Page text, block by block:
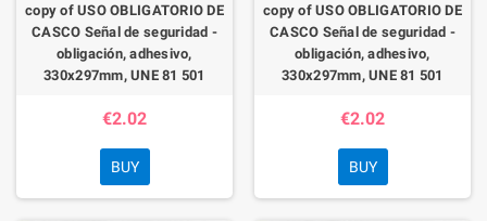
copy of USO OBLIGATORIO DE
CASCO Señal de seguridad -
obligación, adhesivo,
330x297mm, UNE 81 501
€2.02
BUY
copy of USO OBLIGATORIO DE
CASCO Señal de seguridad -
obligación, adhesivo,
330x297mm, UNE 81 501
€2.02
BUY